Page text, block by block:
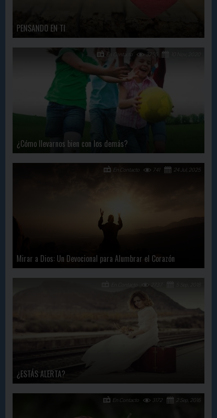
PENSANDO EN TI
¿Cómo llevarnos bien con los demás?
3255
En Contacto
Mirar a Dios: Un Devocional para Alumbrar el Corazón
24 Jul, 2025
741
En Contacto
¿ESTÁS ALERTA?
2737
2 Sep, 2016
3172
En Contacto